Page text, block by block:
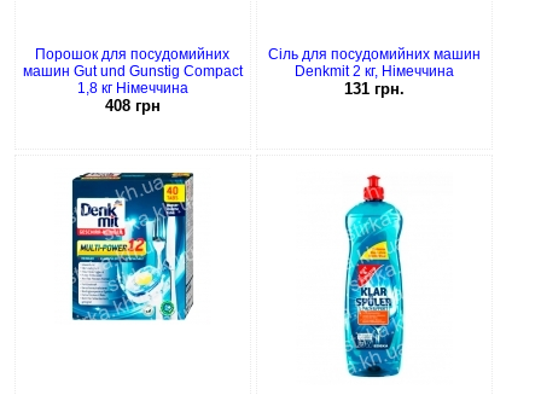
Порошок для посудомийних
машин Gut und Gunstig Compact
1,8 кг Німеччина
408 грн
Сіль для посудомийних машин
Denkmit 2 кг, Німеччина
131 грн.